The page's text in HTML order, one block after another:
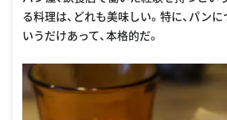
る料理は、どれも美味しい。特に、パン
いうだけあって、本格的だ。